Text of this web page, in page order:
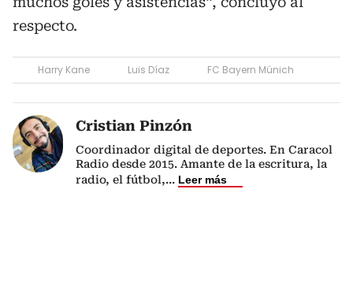
respecto.
Harry Kane Luis Díaz FC Bayern Múnich
Cristian Pinzón
Coordinador digital de deportes. En Caracol
Radio desde 2015. Amante de la escritura, la
radio, el fútbol,... Leer más